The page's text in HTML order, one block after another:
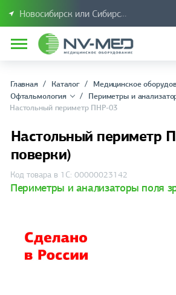
Новосибирск или Сибирский
Главная Каталог
Медицинское
Офтальмология
Периметры и
Настольный периметр ПНР-03
Настольный периметр
поверки)
Код товара в 1С: 00000023142
Периметры и анализаторы поля